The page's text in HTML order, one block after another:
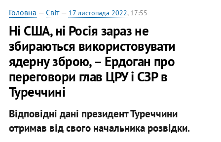
Головна — Світ— 17 листопада 2022, 17:55
Ні США, ні Росія зараз не
збираються використовувати
ядерну зброю, – Ердоган про
переговори глав ЦРУ і СЗР в
Туреччині
Відповідні дані президент Туреччини
отримав від свого начальника розвідки.